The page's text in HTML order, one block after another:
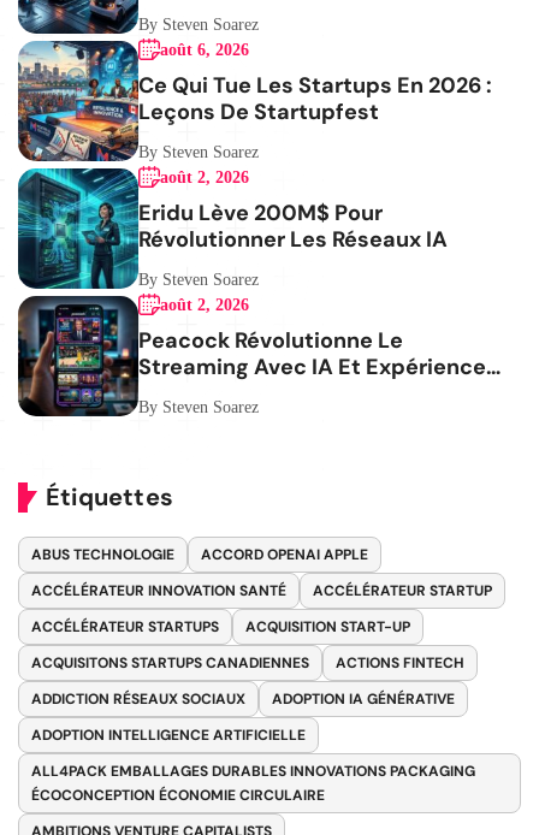
By Steven Soarez
août 6, 2026
Ce Qui Tue Les Startups En 2026 :
Leçons De Startupfest
By Steven Soarez
août 2, 2026
Eridu Lève 200M$ Pour
Révolutionner Les Réseaux IA
By Steven Soarez
août 2, 2026
Peacock Révolutionne Le
Streaming Avec IA Et Expérience
Mobile
By Steven Soarez
Étiquettes
ABUS TECHNOLOGIE
ACCORD OPENAI APPLE
ACCÉLÉRATEUR INNOVATION SANTÉ
ACCÉLÉRATEUR STARTUP
ACCÉLÉRATEUR STARTUPS
ACQUISITION START-UP
ACQUISITONS STARTUPS CANADIENNES
ACTIONS FINTECH
ADDICTION RÉSEAUX SOCIAUX
ADOPTION IA GÉNÉRATIVE
ADOPTION INTELLIGENCE ARTIFICIELLE
ALL4PACK EMBALLAGES DURABLES INNOVATIONS PACKAGING
ÉCOCONCEPTION ÉCONOMIE CIRCULAIRE